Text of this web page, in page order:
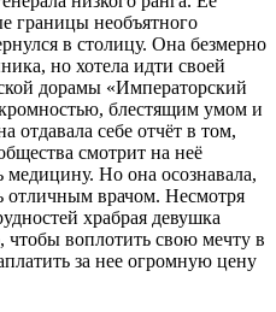
границы необъятного
в столицу. Она безмерно
но хотела идти своей
дорамы «Императорский
блестящим умом и
отдавала себе отчёт в том,
смотрит на неё
медицину. Но она осознавала,
отличным врачом. Несмотря
храбрая девушка
чтобы воплотить свою мечту в
за нее огромную цену